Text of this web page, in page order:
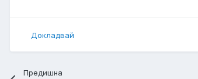
Докладвай
Предишна